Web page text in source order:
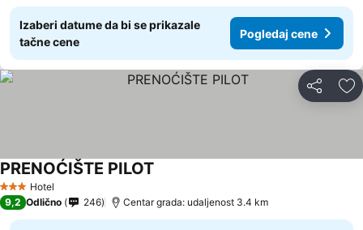
Izaberi datume da bi se prikazale
tačne cene
Pogledaj cene
Deli
3 Zvezdice
Hotel
PRENOĆIŠTE PILOT
9,2 Odlično 246 Centar grada: udaljenost 3.4 km